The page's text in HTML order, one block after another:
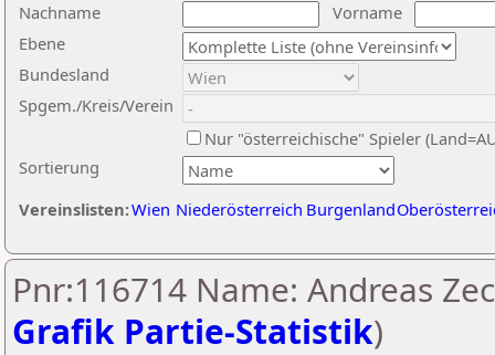
Nachname
Vorname
Ebene
Sortierung
Bundesland
Spgem./Kreis/Verein
Nur "österreichische" Spieler
Vereinslisten:Wien Niederösterreich Burgenland
Pnr:116714 Name: Andreas
Grafik Partie-Statistik)